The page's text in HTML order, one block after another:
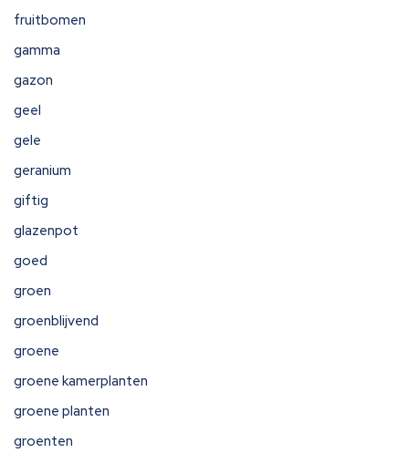
fruitbomen
gamma
gazon
geel
gele
geranium
giftig
glazenpot
goed
groen
groenblijvend
groene
groene kamerplanten
groene planten
groenten